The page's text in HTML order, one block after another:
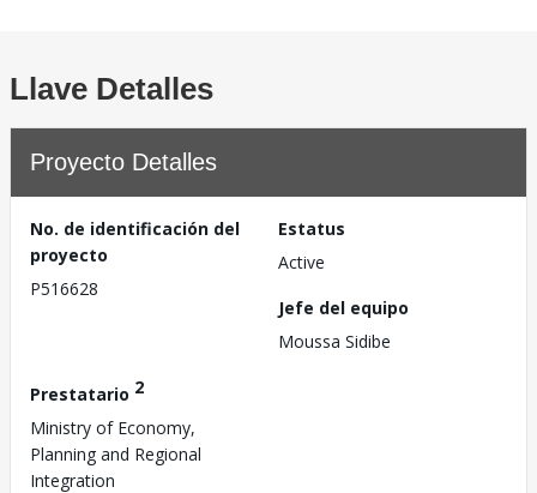
Llave Detalles
Proyecto Detalles
No. de identificación del
proyecto
P516628
Estatus
Active
Jefe del equipo
Moussa Sidibe
Prestatario 2
Ministry of Economy,
Planning and Regional
Integration